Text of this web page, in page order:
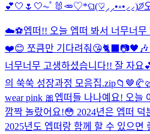
💕🤍🌷🤍⏦ﾟ🐰🥕♡︎*ଘ(♡̷⸝⸝•༝•⸝⸝)੭̸
☁️⚽️엡떠!! 오늘 엡떠 봐서 너무너
❤️😊 쪼큼만 기다려줘😘
너무너무 고생하셨습니다!! 잘 자요
의 쑥쑥 성장과정 모음집.zip📁
wear pink 🎀 엡떠들 나나예요! 오늘
깜짝 놀랐어요!😳 2024년은 엡떠 덕
2025년도 엡떠랑 함께 할 수 있으면